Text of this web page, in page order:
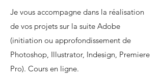
Je vous accompagne dans la réalisation
de vos projets sur la suite Adobe
(initiation ou approfondissement de
Photoshop, Illustrator, Indesign, Premiere
Pro). Cours en ligne.